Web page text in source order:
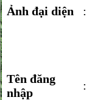
Ảnh đại diện :
Tên đăng
nhập
: